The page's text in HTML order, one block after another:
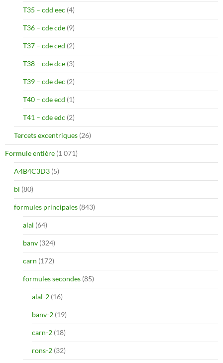
T35 – cdd eec (4)
T36 – cde cde (9)
T37 – cde ced (2)
T38 – cde dce (3)
T39 – cde dec (2)
T40 – cde ecd (1)
T41 – cde edc (2)
Tercets excentriques (26)
Formule entière (1 071)
A4B4C3D3 (5)
bl (80)
formules principales (843)
alal (64)
banv (324)
carn (172)
formules secondes (85)
alal-2 (16)
banv-2 (19)
carn-2 (18)
rons-2 (32)